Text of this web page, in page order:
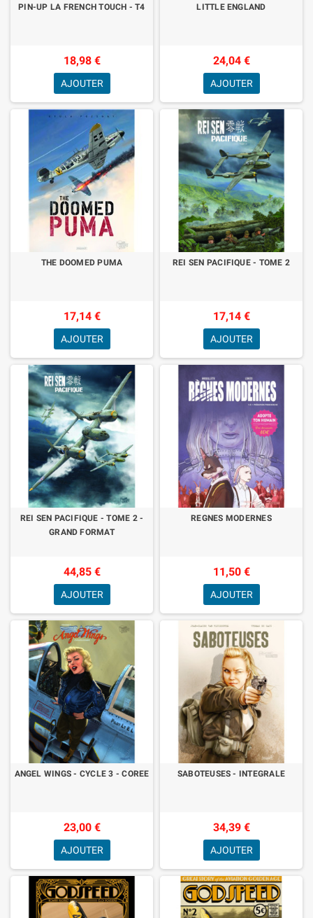
PIN-UP LA FRENCH TOUCH - T4
18,98 €
AJOUTER
LITTLE ENGLAND
24,04 €
AJOUTER
THE DOOMED PUMA
17,14 €
AJOUTER
REI SEN PACIFIQUE - TOME 2
17,14 €
AJOUTER
REI SEN PACIFIQUE - TOME 2 -
GRAND FORMAT
44,85 €
AJOUTER
REGNES MODERNES
11,50 €
AJOUTER
ANGEL WINGS - CYCLE 3 - COREE
23,00 €
AJOUTER
SABOTEUSES - INTEGRALE
34,39 €
AJOUTER